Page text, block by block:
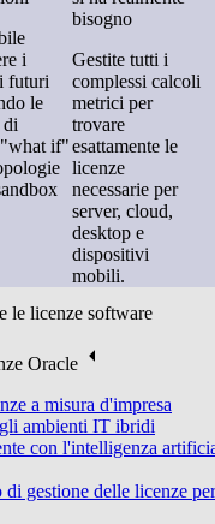
i
futuri
le
if"
bisogno
Gestite tutti i
complessi calcoli
metrici per
trovare
esattamente le
licenze
necessarie per
server, cloud,
desktop e
dispositivi
mobili.
le licenze software
Oracle
a misura d'impresa
ambienti IT ibridi
con l'intelligenza
gestione delle licenze